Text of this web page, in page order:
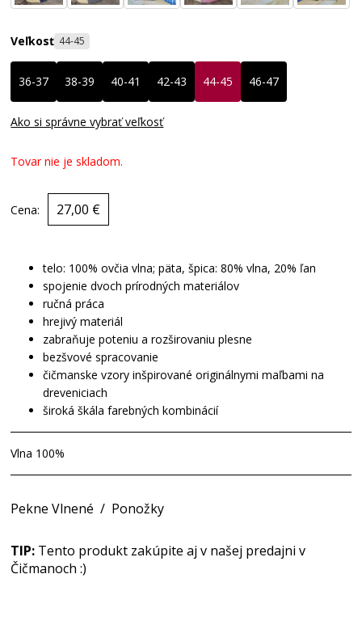
Veľkosť 44-45
36-37 38-39 40-41 42-43 44-45 46-47
Ako si správne vybrať veľkosť
Tovar nie je skladom.
Cena: 27,00 €
telo: 100% ovčia vlna; päta, špica: 80% vlna, 20% ľan
spojenie dvoch prírodných materiálov
ručná práca
hrejivý materiál
zabraňuje poteniu a rozširovaniu plesne
bezšvové spracovanie
čičmanske vzory inšpirované originálnymi maľbami na
dreveniciach
široká škála farebných kombinácií
Vlna 100%
Pekne Vlnené / Ponožky
TIP: Tento produkt zakúpite aj v našej predajni v
Čičmanoch :)